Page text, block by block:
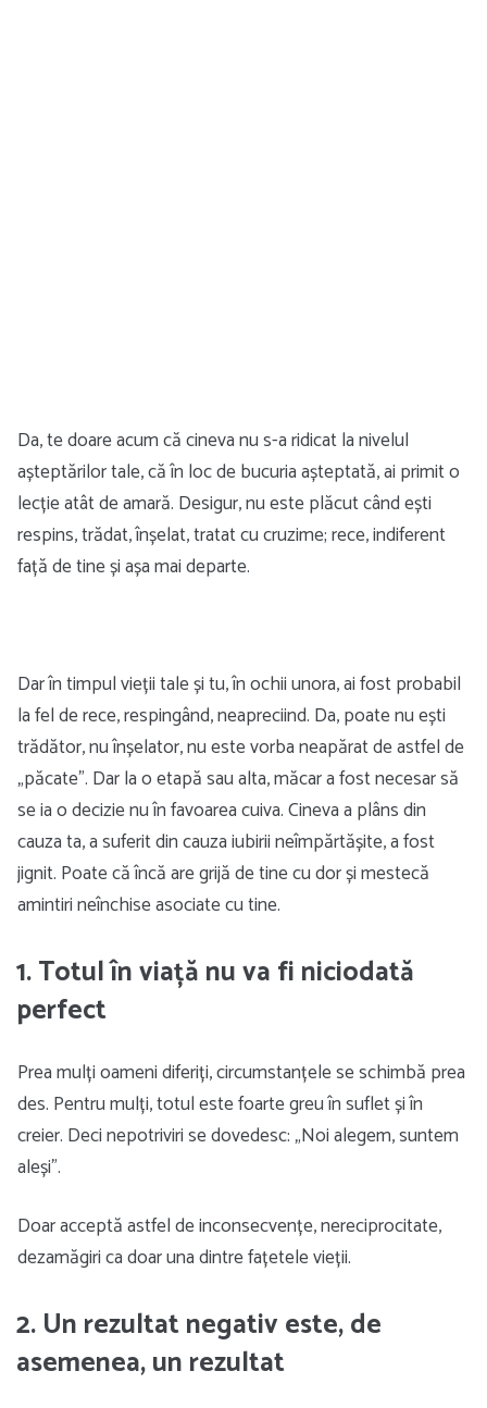
Da, te doare acum că cineva nu s-a ridicat la nivelul
așteptărilor tale, că în loc de bucuria așteptată, ai primit o
lecție atât de amară. Desigur, nu este plăcut când ești
respins, trădat, înșelat, tratat cu cruzime; rece, indiferent
față de tine și așa mai departe.
Dar în timpul vieții tale și tu, în ochii unora, ai fost probabil
la fel de rece, respingând, neapreciind. Da, poate nu ești
trădător, nu înșelator, nu este vorba neapărat de astfel de
„păcate”. Dar la o etapă sau alta, măcar a fost necesar să
se ia o decizie nu în favoarea cuiva. Cineva a plâns din
cauza ta, a suferit din cauza iubirii neîmpărtășite, a fost
jignit. Poate că încă are grijă de tine cu dor și mestecă
amintiri neînchise asociate cu tine.
1. Totul în viață nu va fi niciodată
perfect
Prea mulți oameni diferiți, circumstanțele se schimbă prea
des. Pentru mulți, totul este foarte greu în suflet și în
creier. Deci nepotriviri se dovedesc: „Noi alegem, suntem
aleși”.
Doar acceptă astfel de inconsecvențe, nereciprocitate,
dezamăgiri ca doar una dintre fațetele vieții.
2. Un rezultat negativ este, de
asemenea, un rezultat